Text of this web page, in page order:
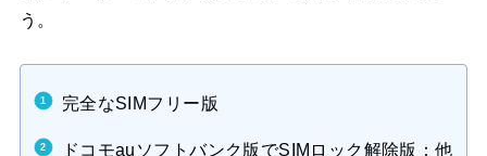
う。
完全なSIMフリー版
ドコモauソフトバンク版でSIMロック解除版：他